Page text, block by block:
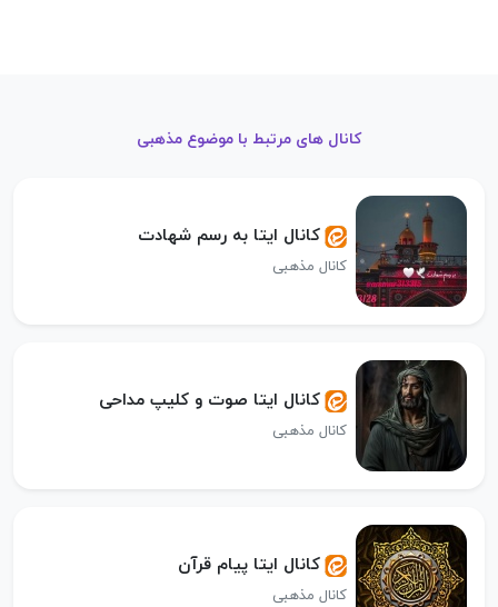
کانال های مرتبط با موضوع مذهبی
کانال ایتا به رسم شهادت
کانال مذهبی
کانال ایتا صوت و کلیپ مداحی
کانال مذهبی
کانال ایتا پیام قرآن
کانال مذهبی